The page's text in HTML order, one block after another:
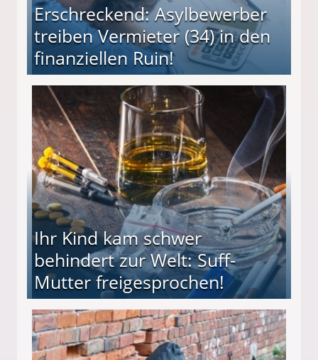
Erschreckend: Asylbewerber
treiben Vermieter (34) in den
finanziellen Ruin!
(34) in den finanziellen Ruin!
Ihr Kind kam schwer
behindert zur Welt: Suff-
Mutter freigesprochen!
Mutter freigesprochen!